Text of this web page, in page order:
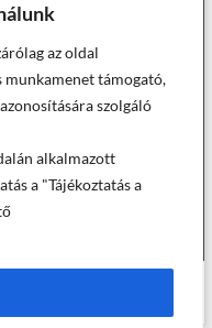
az oldal
munkamenet támogató,
szolgáló
alkalmazott
a "Tájékoztatás a